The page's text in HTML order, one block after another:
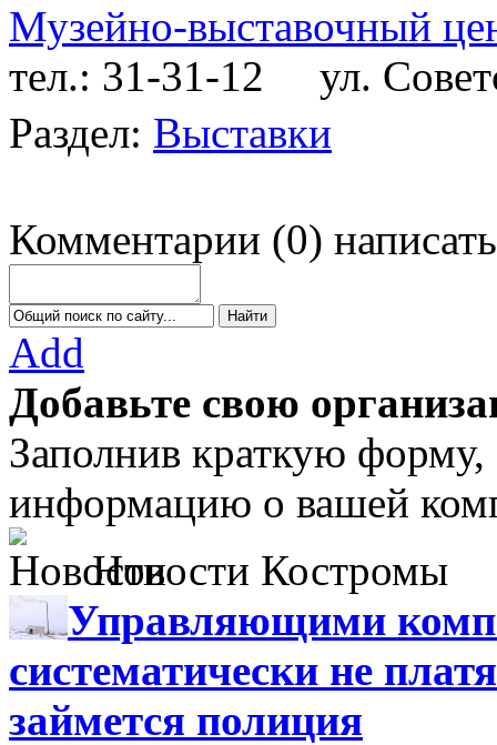
Музейно-выставочный
тел.: 31-31-12
ул.
Раздел: Выставки
Комментарии (0) написать
Add
Добавьте свою
Заполнив краткую
информацию о вашей
Новости Костромы
Управляющими
систематически не
займется полиция